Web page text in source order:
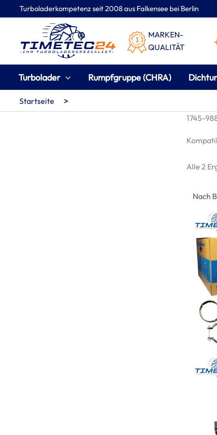
Turboladerkompetenz seit 2008 aus Falkensee bei Berlin
MARKEN-
QUALITÄT
Turbolader Rumpfgruppe (CHRA)
Inhalt
Startseite >
1745-
Alle 2